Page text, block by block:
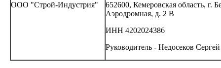
ООО "Строй-Индустрия"
652600, Кемеровская область, г.
Аэродромная, д. 2 В
ИНН 4202024386
Руководитель - Недосеков